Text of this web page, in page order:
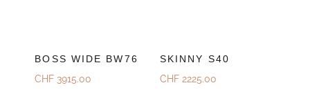
BOSS WIDE BW76
CHF 3915.00
SKINNY S40
CHF2225.00